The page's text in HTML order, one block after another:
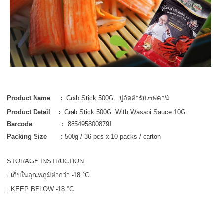
Product Name : Crab Stick 500G. ปูอัดตำรับเฃฟคานิ
Product Detail : Crab Stick 500G. With Wasabi Sauce 10G.
Barcode :8854958008791
Packing Size : 500g / 36 pcs x 10 packs / carton
STORAGE INSTRUCTION
: เก็บในอุณหภูมิต่ากว่า -18 °C
: KEEP BELOW -18 °C